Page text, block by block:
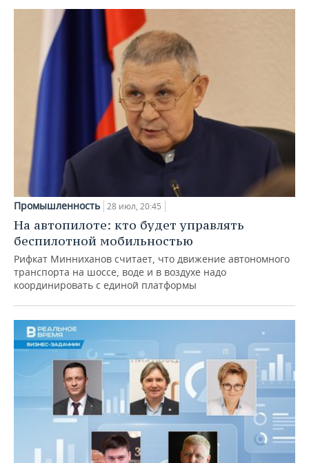
Промышленность 28 июл, 20:45
На автопилоте: кто будет управлять
беспилотной мобильностью
Рифкат Минниханов считает, что движение автономного
транспорта на шоссе, воде и в воздухе надо
координировать с единой платформы